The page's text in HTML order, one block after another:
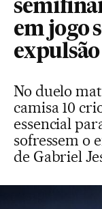
em jogo
expulsão
No duelo
camisa 10
essencial
sofressem o
de Gabriel